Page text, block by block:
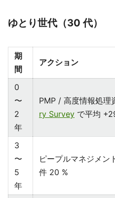
ゆとり世代（30 代）
期
間
アクション
0
〜
2
年
PMP / 高度情報処理
ry Survey で平均
3
〜
5
年
ピープルマネジメン
件 20 %